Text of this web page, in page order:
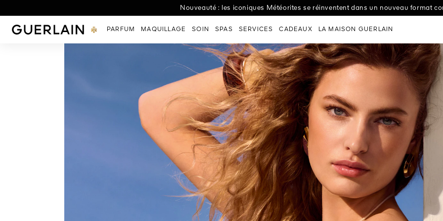
Découvrez la nouvelle Crème Nuit Night-Taping Treatment pour un effet lift
Nouveau Rendez-Vous d’Exception : Amour Céleste par Lucie Touré, virtuose du panier,
L'Art & La Matière : personnalisez votre flacon dans les moindres
Nouveauté : les iconiques Météorites se réinventent dans un nouveau format
Terracotta Golden Dunes : l’héritage marocain d’une poudre iconique, dans un trio
Guerlain - (Revenir à la page d'accueil)
PARFUM MAQUILLAGE SOIN SPAS SERVICES CADEAUX LA MAISON GUERLAIN